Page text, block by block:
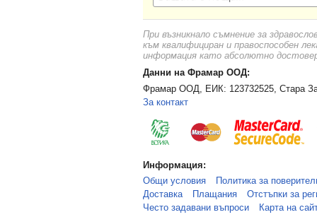
При възникнало съмнение за
към квалифициран и правоспособен
информация като абсолютно
Данни на Фрамар ООД:
Фрамар ООД, ЕИК: 123732525, Стара
За контакт
Информация:
Общи условия
Политика за
Доставка
Плащания Отстъпки за
Често задавани въпроси
Карта на